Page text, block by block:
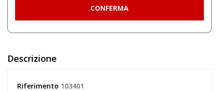
Descrizione
Riferimento 103401